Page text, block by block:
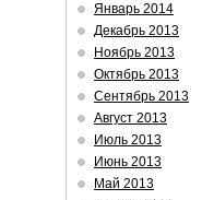
Январь 2014
Декабрь 2013
Ноябрь 2013
Октябрь 2013
Сентябрь 2013
Август 2013
Июль 2013
Июнь 2013
Май 2013